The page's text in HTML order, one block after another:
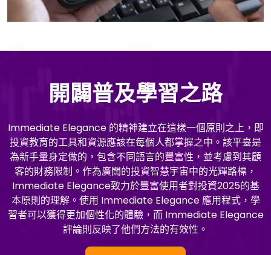
開闢普及學習之路
Immediate Elegance 的精神建立在這樣一個原則之上，即
投資教育的工具和資源應該在每個人都掌握之中。該平臺是
為新手量身定做的，包含不同語言的豐富性，並考慮到其顧
客的財務限制。作為廣闊的投資智慧宇宙中的光輝路標，
Immediate Elegance致力於豐富使用者對投資2025的基
本原則的理解。使用 Immediate Elegance 應用程式，學
習者可以獲得更加個性化的體驗，而 Immediate Elegance
評論則反映了他們方法的有效性。